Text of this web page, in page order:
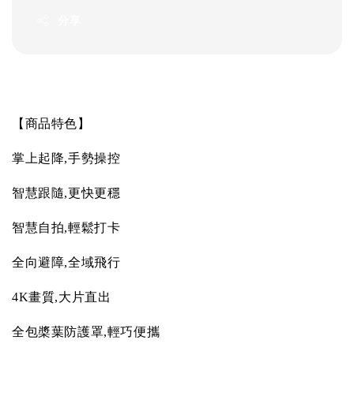
【商品特色】
掌上起降,手勢操控
智慧跟隨,更快更穩
智慧自拍,輕鬆打卡
全向避障,全域飛行
4K畫質,大片直出
全包槳葉防護罩,輕巧便攜